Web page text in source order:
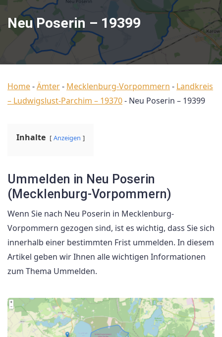
Neu Poserin – 19399
Home-Ämter- Mecklenburg-Vorpommern - Landkreis
– Ludwigslust-Parchim – 19370- Neu Poserin – 19399
Inhalte Anzeigen
Ummelden in Neu Poserin
(Mecklenburg-Vorpommern)
Wenn Sie nach Neu Poserin in Mecklenburg-
Vorpommern gezogen sind, ist es wichtig, dass Sie sich
innerhalb einer bestimmten Frist ummelden. In diesem
Artikel geben wir Ihnen alle wichtigen Informationen
zum Thema Ummelden.